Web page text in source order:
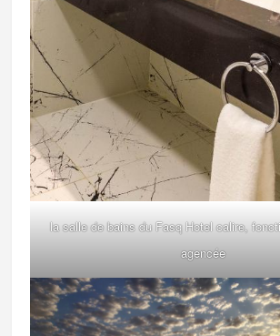
la salle de bains du Fasq Hotel calire,
agencée